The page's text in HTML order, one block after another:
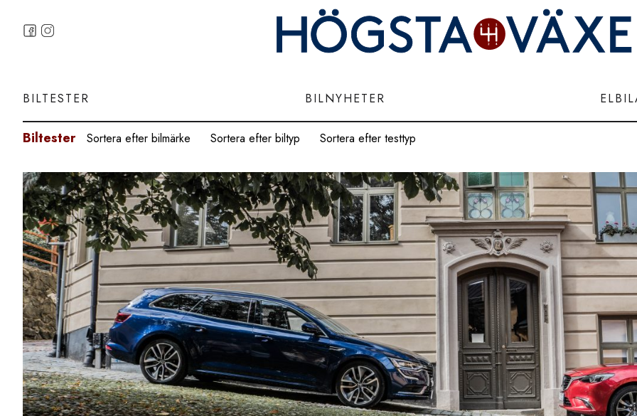
BILTESTER BILNYHETER
Biltester Sortera efter bilmärke Sortera efter biltyp Sortera efter testtyp